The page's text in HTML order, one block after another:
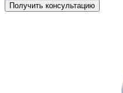
Получить консультацию